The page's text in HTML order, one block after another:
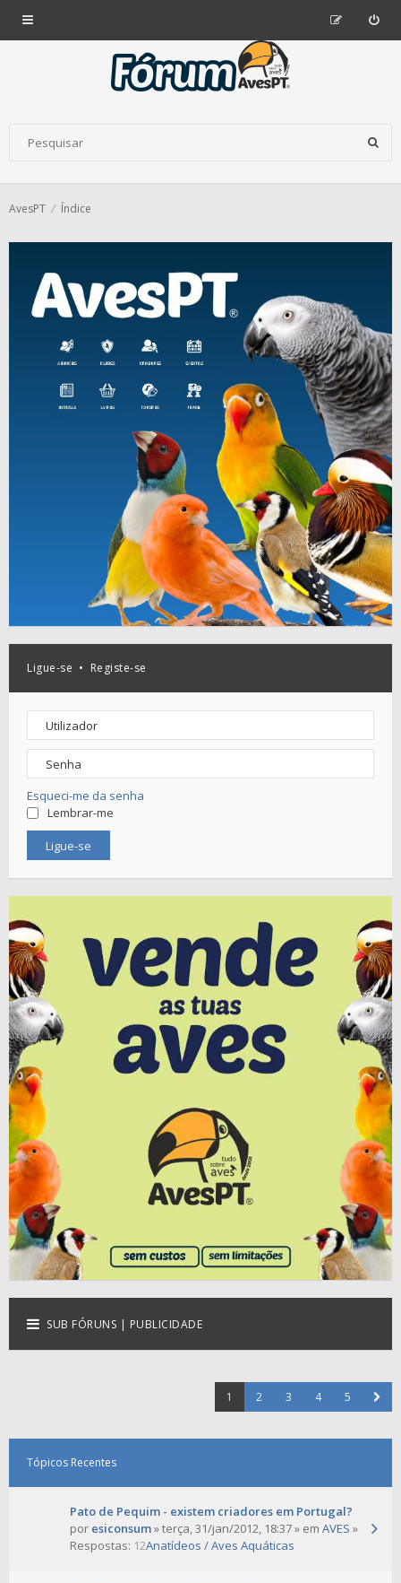
AvesPT Índice
Ligue-se • Registe-se
Esqueci-me da senha
Lembrar-me
SUB FÓRUNS | PUBLICIDADE
1 2 3 4 5
Tópicos Recentes
Pato de Pequim - existem criadores em Portugal?
por esiconsum» terça, 31/jan/2012, 18:37 » em AVES »
Anatídeos / Aves Aquáticas
Respostas: 12